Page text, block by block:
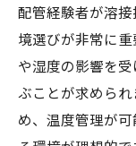
配管経験者が溶
境選びが非常に
や湿度の影響を
ぶことが求めら
め、温度管理が